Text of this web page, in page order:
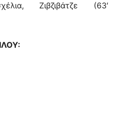
Ζιβζιβάτζε (63′